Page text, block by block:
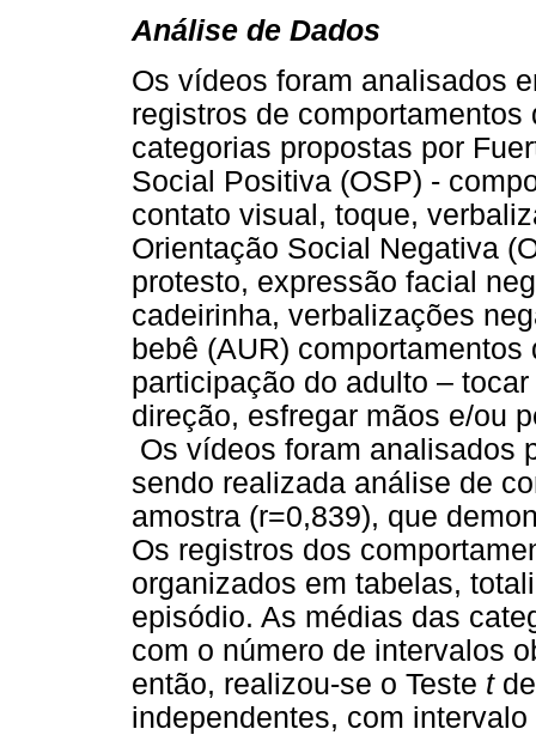
Análise de Dados
Os vídeos foram analisados
registros de
categorias propostas por
Social Positiva (OSP) -
contato visual, toque,
Orientação Social Negativa
protesto, expressão facial
cadeirinha, verbalizações
bebê (AUR)
participação do adulto –
direção, esfregar mãos e/ou
Os vídeos foram analisados
sendo realizada análise de
amostra (r=0,839), que
Os registros dos
organizados em tabelas,
episódio. As médias das
com o número de intervalos
então, realizou-se o Teste tde
independentes, com